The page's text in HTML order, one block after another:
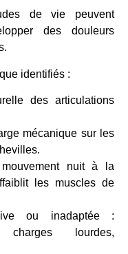
de vie peuvent
des douleurs
identifiés :
des articulations
mécanique sur les
nuit à la
les muscles de
ou inadaptée :
charges lourdes,